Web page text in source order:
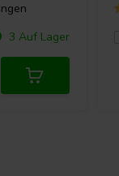
3 Auf Lager